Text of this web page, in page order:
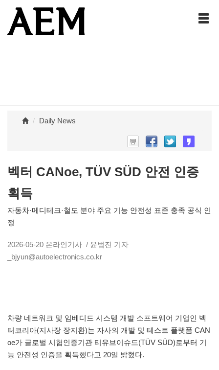
Daily News
벡터 CANoe, TÜV SÜD 안전 인증
획득
자동차·메디테크·철도 분야 주요 기능 안전성 표준 충족 공식 인
정
2026-05-20 온라인기사 / 윤범진 기자
_bjyun@autoelectronics.co.kr
차량 네트워크 및 임베디드 시스템 개발 소프트웨어 기업인 벡
터코리아(지사장 장지환)는 자사의 개발 및 테스트 플랫폼 CAN
oe가 글로벌 시험인증기관 티유브이슈드(TÜV SÜD)로부터 기
능 안전성 인증을 획득했다고 20일 밝혔다.